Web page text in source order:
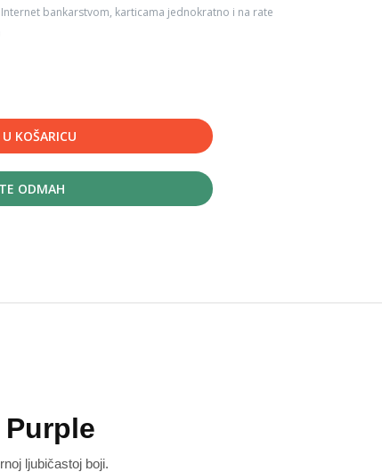
bankarstvom, karticama jednokratno i na rate
KOŠARICU
ODMAH
Purple
ljubičastoj boji.